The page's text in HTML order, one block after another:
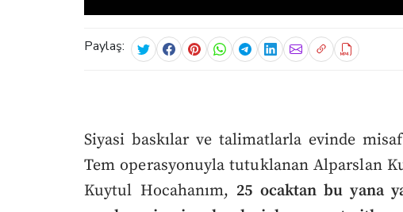
Paylaş:
Siyasi baskılar ve talimatlarla evinde
Tem operasyonuyla tutuklanan Alparslan
Kuytul Hocahanım, 25 ocaktan bu yana